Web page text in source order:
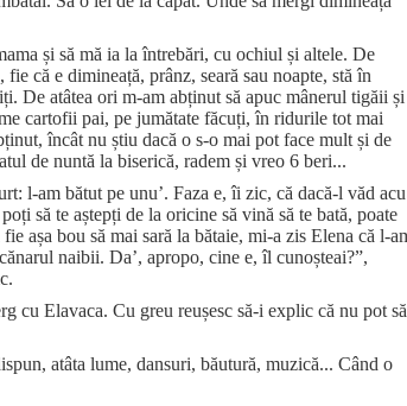
și să mă ia la întrebări, cu ochiul și altele. De
că e dimineață, prânz, seară sau noapte, stă în
De atâtea ori m-am abținut să apuc mânerul tigăii și
cartofii pai, pe jumătate făcuți, în ridurile tot mai
încât nu știu dacă o s-o mai pot face mult și de
de nuntă la biserică, radem și vreo 6 beri...
l-am bătut pe unu’. Faza e, îi zic, că dacă-l văd
să te aștepți de la oricine să vină să te bată, poate
așa bou să mai sară la bătaie, mi-a zis Elena că l-
naibii. Da’, apropo, cine e, îl cunoșteai?”,
cu Elavaca. Cu greu reușesc să-i explic că nu pot
atâta lume, dansuri, băutură, muzică... Când o